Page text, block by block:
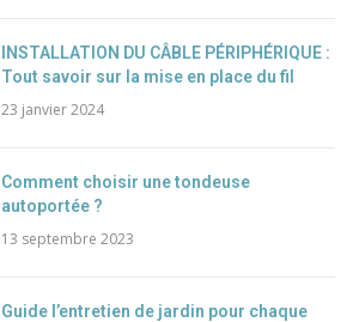
INSTALLATION DU CÂBLE PÉRIPHÉRIQUE :
Tout savoir sur la mise en place du fil
23 janvier 2024
Comment choisir une tondeuse
autoportée ?
13 septembre 2023
Guide l’entretien de jardin pour chaque